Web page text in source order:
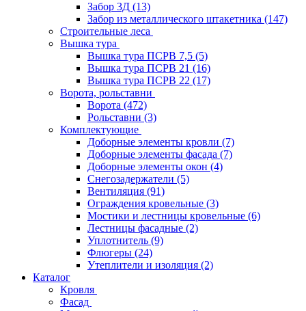
Забор 3Д (13)
Забор из металлического штакетника (147)
Строительные леса
Вышка тура
Вышка тура ПСРВ 7,5 (5)
Вышка тура ПСРВ 21 (16)
Вышка тура ПСРВ 22 (17)
Ворота, рольставни
Ворота (472)
Рольставни (3)
Комплектующие
Доборные элементы кровли (7)
Доборные элементы фасада (7)
Доборные элементы окон (4)
Снегозадержатели (5)
Вентиляция (91)
Ограждения кровельные (3)
Мостики и лестницы кровельные (6)
Лестницы фасадные (2)
Уплотнитель (9)
Флюгеры (24)
Утеплители и изоляция (2)
Каталог
Кровля
Фасад